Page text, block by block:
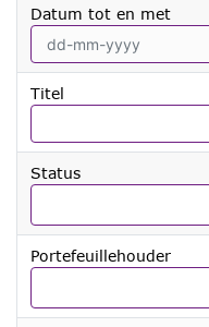
Datum tot en met
Titel
Status
Portefeuillehouder